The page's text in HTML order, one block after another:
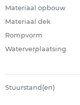
Materiaal opbouw
Materiaal dek
Rompvorm
Waterverplaatsing
Stuurstand(en)